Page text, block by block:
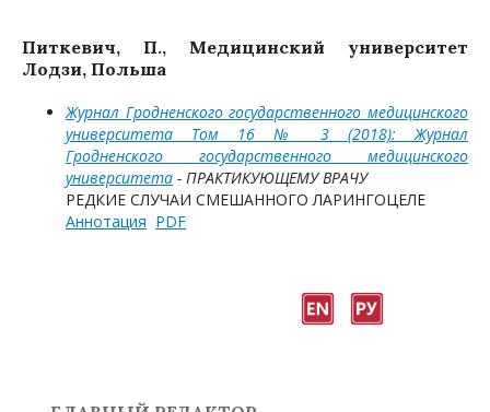
Питкевич, П., Медицинский университет
Лодзи, Польша
Журнал Гродненского государственного медицинского
университета Том 16 № 3 (2018): Журнал
Гродненского государственного медицинского
университета - ПРАКТИКУЮЩЕМУ ВРАЧУ
РЕДКИЕ СЛУЧАИ СМЕШАННОГО ЛАРИНГОЦЕЛЕ
Аннотация PDF